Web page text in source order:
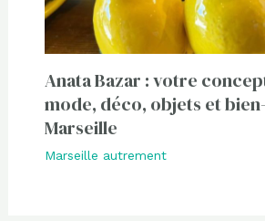
Anata Bazar : votre
mode, déco, objets et
Marseille
Marseille autrement